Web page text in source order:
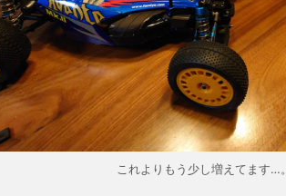
これよりもう少し増えてます…